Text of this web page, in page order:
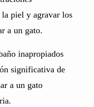
la piel y agravar los
a un gato.
inapropiados
significativa de
a un gato